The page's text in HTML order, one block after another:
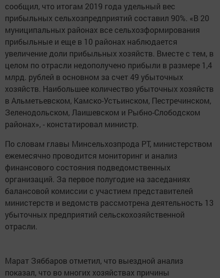
сообщил, что итогам 2019 года удельный вес
прибыльных сельхозпредприятий составил 90%. «В 20
муниципальных районах все сельхозформирования
прибыльные и еще в 10 районах наблюдается
увеличение доли прибыльных хозяйств. Вместе с тем, в
целом по отрасли недополучено прибыли в размере 1,4
млрд. рублей в основном за счет 49 убыточных
хозяйств. Наибольшее количество убыточных хозяйств
в Альметьевском, Камско-Устьинском, Пестречинском,
Зеленодольском, Лаишевском и Рыбно-Слободском
районах», - констатировал министр.
По словам главы Минсельхозпрода РТ, министерством
ежемесячно проводится мониторинг и анализ
финансового состояния подведомственных
организаций. За первое полугодие на заседаниях
балансовой комиссии с участием представителей
министерств и ведомств рассмотрена деятельность 13
убыточных предприятий сельскохозяйственной
отрасли.
Марат Зяббаров отметил, что выездной анализ
показал, что во многих хозяйствах причины